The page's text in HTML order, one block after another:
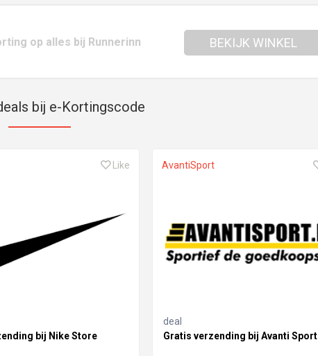
op alles bij Runnerinn BEKIJK WINKEL
bij e-Kortingscode
Like
bij Nike Store
AvantiSport
deal
Gratis verzending bij Avanti Sport